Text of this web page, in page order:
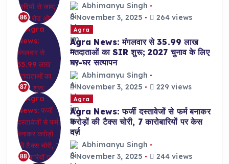
86
Abhimanyu Singh
November 3, 2025
264 views
87
Agra
Agra News: मंगलवार से 35.99 लाख
मतदाताओं का SIR शुरू; 2027 चुनाव के लिए
घर-घर सत्यापन
Abhimanyu Singh
November 3, 2025
229 views
88
Agra
Agra News: फर्जी दस्तावेजों से फर्म बनाकर
करोड़ों की टैक्स चोरी, 7 कारोबारियों पर केस
दर्ज
Abhimanyu Singh
November 3, 2025
244 views